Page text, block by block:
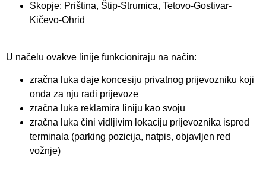
Skopje: Priština, Štip-Strumica, Tetovo-Gostivar-
Kičevo-Ohrid
U načelu ovakve linije funkcioniraju na način:
zračna luka daje koncesiju privatnog prijevozniku koji
onda za nju radi prijevoze
zračna luka reklamira liniju kao svoju
zračna luka čini vidljivim lokaciju prijevoznika ispred
terminala (parking pozicija, natpis, objavljen red
vožnje)